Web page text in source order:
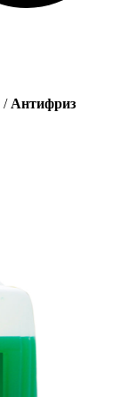
/ Антифриз